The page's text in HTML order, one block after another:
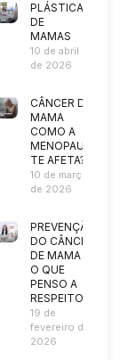
PLÁSTICA
DE
MAMAS
10 de abril
de 2026
CÂNCER DE
MAMA
COMO A
MENOPAUSA
TE AFETA?
10 de março
de 2026
PREVENÇÃO
DO CÂNCER
DE MAMA |
O QUE
PENSO A
RESPEITO?
19 de
fevereiro de
2026